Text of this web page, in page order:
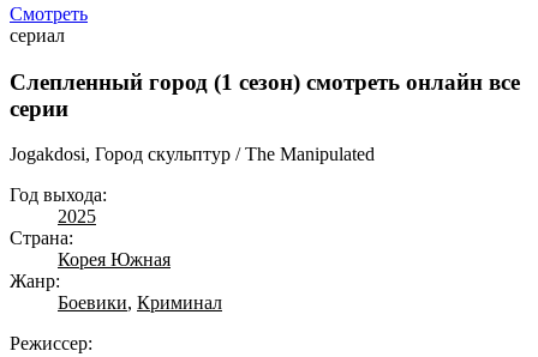
Смотреть
сериал
Слепленный город (1 сезон) смотреть онлайн все
серии
Jogakdosi, Город скульптур / The Manipulated
Год выхода:
2025
Страна:
Корея Южная
Жанр:
Боевики, Криминал
Режиссер: